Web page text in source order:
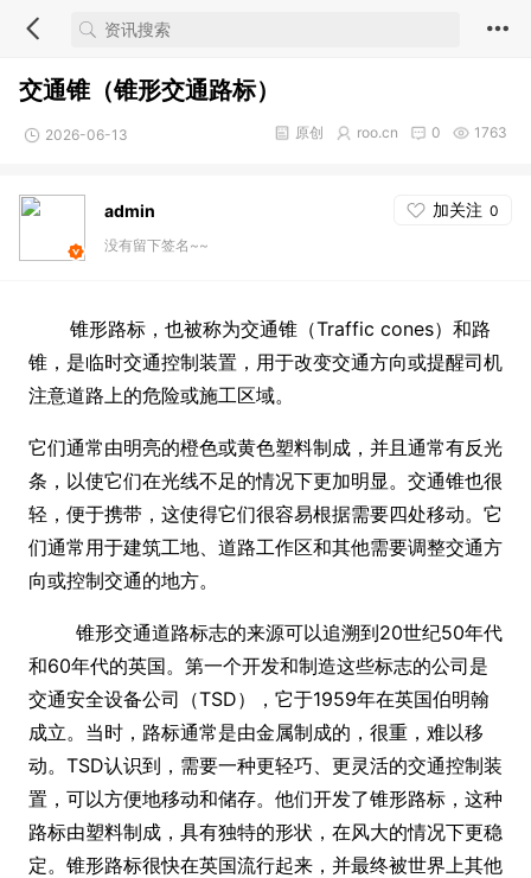
交通锥（锥形交通路标）
2026-06-13 1763
0
roo.cn
原创
admin 加关注 0
没有留下签名~~
锥形路标，也被称为交通锥（Traffic cones）和路
锥，是临时交通控制装置，用于改变交通方向或提醒司机
注意道路上的危险或施工区域。
它们通常由明亮的橙色或黄色塑料制成，并且通常有反光
条，以使它们在光线不足的情况下更加明显。交通锥也很
轻，便于携带，这使得它们很容易根据需要四处移动。它
们通常用于建筑工地、道路工作区和其他需要调整交通方
向或控制交通的地方。
锥形交通道路标志的来源可以追溯到20世纪50年代
和60年代的英国。第一个开发和制造这些标志的公司是
交通安全设备公司（TSD），它于1959年在英国伯明翰
成立。当时，路标通常是由金属制成的，很重，难以移
动。TSD认识到，需要一种更轻巧、更灵活的交通控制装
置，可以方便地移动和储存。他们开发了锥形路标，这种
路标由塑料制成，具有独特的形状，在风大的情况下更稳
定。锥形路标很快在英国流行起来，并最终被世界上其他